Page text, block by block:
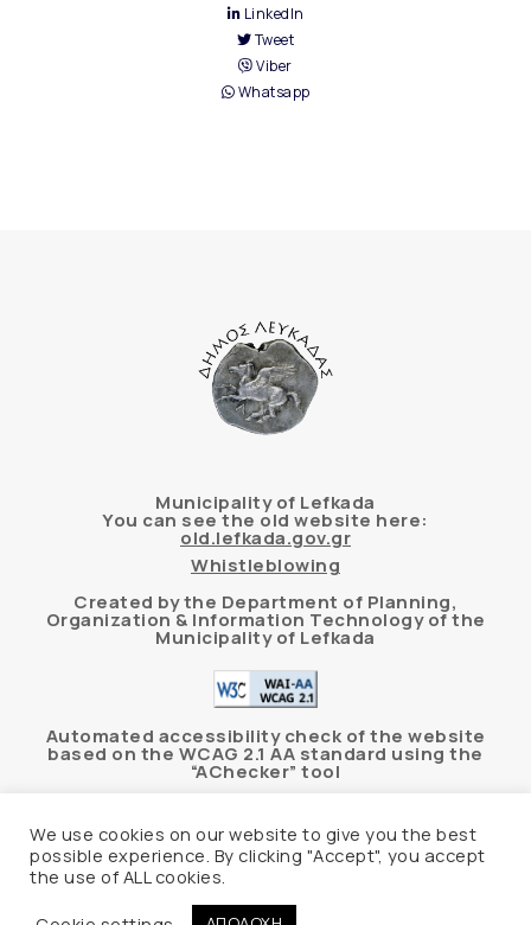
LinkedIn
Tweet
Viber
Whatsapp
Municipality of Lefkada
You can see the old website here:
old.lefkada.gov.gr
Whistleblowing
Created by the Department of Planning,
Organization & Information Technology of the
Municipality of Lefkada
Automated accessibility check of the website
based on the WCAG 2.1 AA standard using the
“AChecker” tool
© 2026 Δήμος Λευκάδας –
Protection Policy
We use cookies on our website to give you the best
possible experience. By clicking "Accept", you accept
the use of ALL cookies.